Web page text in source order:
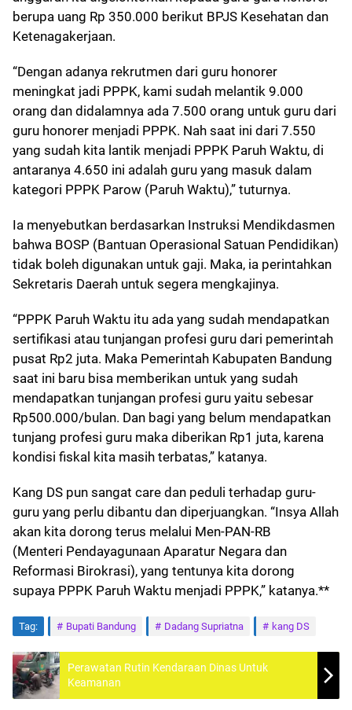
berupa uang Rp 350.000 berikut BPJS Kesehatan dan
Ketenagakerjaan.
“Dengan adanya rekrutmen dari guru honorer
meningkat jadi PPPK, kami sudah melantik 9.000
orang dan didalamnya ada 7.500 orang untuk guru dari
guru honorer menjadi PPPK. Nah saat ini dari 7.550
yang sudah kita lantik menjadi PPPK Paruh Waktu, di
antaranya 4.650 ini adalah guru yang masuk dalam
kategori PPPK Parow (Paruh Waktu),” tuturnya.
Ia menyebutkan berdasarkan Instruksi Mendikdasmen
bahwa BOSP (Bantuan Operasional Satuan Pendidikan)
tidak boleh digunakan untuk gaji. Maka, ia perintahkan
Sekretaris Daerah untuk segera mengkajinya.
“PPPK Paruh Waktu itu ada yang sudah mendapatkan
sertifikasi atau tunjangan profesi guru dari pemerintah
pusat Rp2 juta. Maka Pemerintah Kabupaten Bandung
saat ini baru bisa memberikan untuk yang sudah
mendapatkan tunjangan profesi guru yaitu sebesar
Rp500.000/bulan. Dan bagi yang belum mendapatkan
tunjang profesi guru maka diberikan Rp1 juta, karena
kondisi fiskal kita masih terbatas,” katanya.
Kang DS pun sangat care dan peduli terhadap guru-
guru yang perlu dibantu dan diperjuangkan. “Insya Allah
akan kita dorong terus melalui Men-PAN-RB
(Menteri Pendayagunaan Aparatur Negara dan
Reformasi Birokrasi), yang tentunya kita dorong
supaya PPPK Paruh Waktu menjadi PPPK,” katanya.**
Tag: Bupati Bandung Dadang Supriatna kang DS
Perawatan Rutin Kendaraan Dinas Untuk
Keamanan